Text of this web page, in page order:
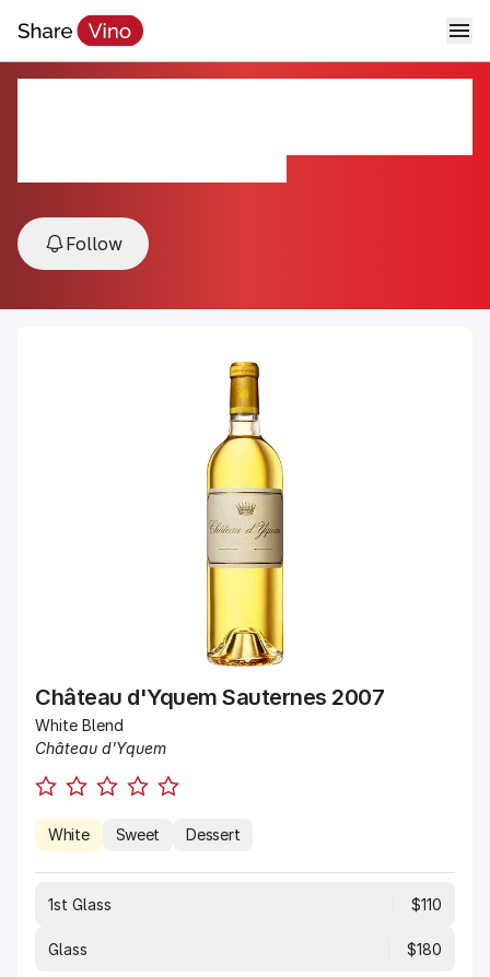
Follow
Château d'Yquem Sauternes 2007
White Blend
Château d'Yquem
White Sweet Dessert
1st Glass $110
Glass $180